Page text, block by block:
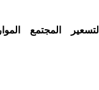
المجتمع التسعير